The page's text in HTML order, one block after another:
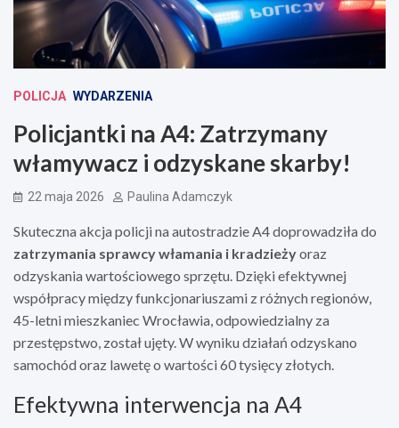
POLICJA WYDARZENIA
Policjantki na A4: Zatrzymany
włamywacz i odzyskane skarby!
22 maja 2026 Paulina Adamczyk
Skuteczna akcja policji na autostradzie A4 doprowadziła do
zatrzymania sprawcy włamania i kradzieżyoraz
odzyskania wartościowego sprzętu. Dzięki efektywnej
współpracy między funkcjonariuszami z różnych regionów,
45-letni mieszkaniec Wrocławia, odpowiedzialny za
przestępstwo, został ujęty. W wyniku działań odzyskano
samochód oraz lawetę o wartości 60 tysięcy złotych.
Efektywna interwencja na A4